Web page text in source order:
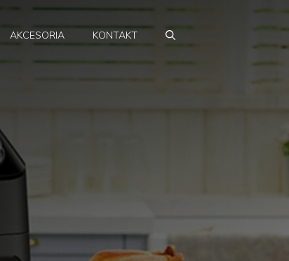
AKCESORIA KONTAKT